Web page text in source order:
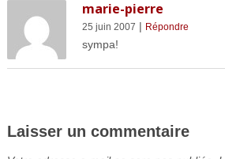
marie-pierre
25 juin 2007 | Répondre
sympa!
Laisser un commentaire